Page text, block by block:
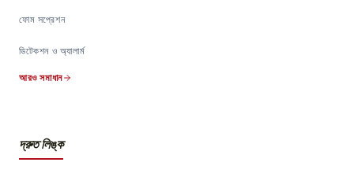
ফোম সপ্রেশন
ডিটেকশন ও অ্যালার্ম
আরও সমাধান
দ্রুত লিঙ্ক